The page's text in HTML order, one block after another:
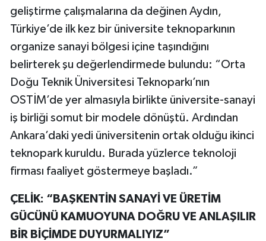
geliştirme çalışmalarına da değinen Aydın,
Türkiye’de ilk kez bir üniversite teknoparkının
organize sanayi bölgesi içine taşındığını
belirterek şu değerlendirmede bulundu: “Orta
Doğu Teknik Üniversitesi Teknoparkı’nın
OSTİM’de yer almasıyla birlikte üniversite-sanayi
iş birliği somut bir modele dönüştü. Ardından
Ankara’daki yedi üniversitenin ortak olduğu ikinci
teknopark kuruldu. Burada yüzlerce teknoloji
firması faaliyet göstermeye başladı.”
ÇELİK: “BAŞKENTİN SANAYİ VE ÜRETİM
GÜCÜNÜ KAMUOYUNA DOĞRU VE ANLAŞILIR
BİR BİÇİMDE DUYURMALIYIZ”